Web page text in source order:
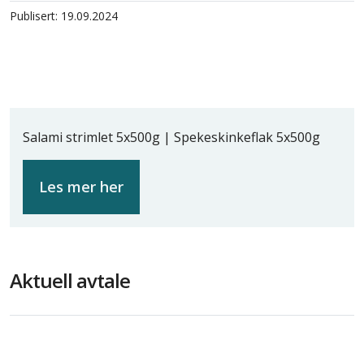
Publisert: 19.09.2024
Salami strimlet 5x500g | Spekeskinkeflak 5x500g
Les mer her
Aktuell avtale